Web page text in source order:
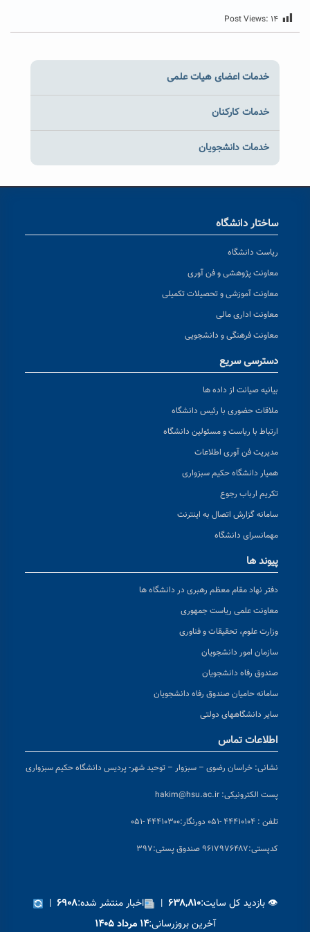
Post Views: ۱۴
خدمات اعضای هیات علمی
خدمات کارکنان
خدمات دانشجویان
ساختار دانشگاه
ریاست دانشگاه
معاونت پژوهشی و فن آوری
معاونت آموزشی و تحصیلات تکمیلی
معاونت اداری مالی
معاونت فرهنگی و دانشجویی
دسترسی سریع
بیانیه صیانت از داده ها
ملاقات حضوری با رئیس دانشگاه
ارتباط با ریاست و مسئولین دانشگاه
مدیریت فن آوری اطلاعات
همیار دانشگاه حکیم سبزواری
تکریم ارباب رجوع
سامانه گزارش اتصال به اینترنت
مهمانسرای دانشگاه
پیوند ها
دفتر نهاد مقام معظم رهبری در دانشگاه ها
معاونت علمی ریاست جمهوری
وزارت علوم، تحقیقات و فناوری
سازمان امور دانشجویان
صندوق رفاه دانشجویان
سامانه حامیان صندوق رفاه دانشجویان
سایر دانشگاههای دولتی
اطلاعات تماس
نشانی: خراسان رضوی – سبزوار – توحید شهر- پردیس دانشگاه حکیم سبزواری
پست الکترونیکی: hakim@hsu.ac.ir
تلفن : ۴۴۴۱۰۱۰۴ -۰۵۱ دورنگار:۴۴۴۱۰۳۰۰ -۰۵۱
کدپستی:۹۶۱۷۹۷۶۴۸۷ صندوق پستی:۳۹۷
👁 بازدید کل سایت:۶۳۸,۸۱۰ | اخبار منتشر شده:۶۹۰۸ |
آخرین بروزرسانی:۱۴ مرداد ۱۴۰۵